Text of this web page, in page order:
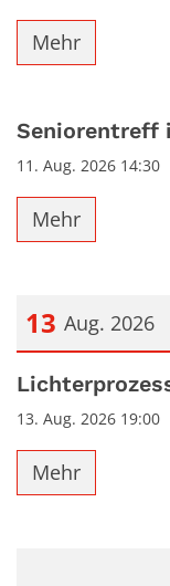
Mehr
Seniorentreff
11. Aug. 2026 14:30
Mehr
13 Aug. 2026
Datum: 13.
13. Aug. 2026 19:00
Mehr